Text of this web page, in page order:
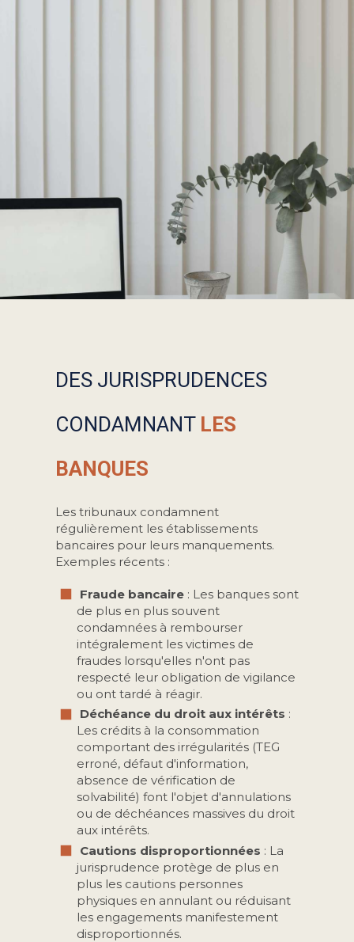
DES JURISPRUDENCES
CONDAMNANT LES
BANQUES
Les tribunaux condamnent
régulièrement les établissements
bancaires pour leurs manquements.
Exemples récents :
️ Fraude bancaire : Les banques sont
de plus en plus souvent
condamnées à rembourser
intégralement les victimes de
fraudes lorsqu'elles n'ont pas
respecté leur obligation de vigilance
ou ont tardé à réagir.
️ Déchéance du droit aux intérêts :
Les crédits à la consommation
comportant des irrégularités (TEG
erroné, défaut d'information,
absence de vérification de
solvabilité) font l'objet d'annulations
ou de déchéances massives du droit
aux intérêts.
️ Cautions disproportionnées : La
jurisprudence protège de plus en
plus les cautions personnes
physiques en annulant ou réduisant
les engagements manifestement
disproportionnés.